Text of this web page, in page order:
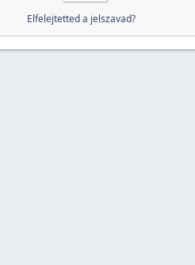
Elfelejtetted a jelszavad?